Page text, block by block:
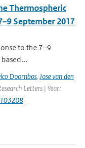
Thermospheric
September 2017
to the 7–9
Doornbos, Jose van den
Letters | Year: